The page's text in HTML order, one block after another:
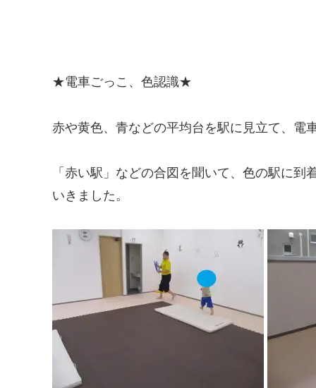
★電車ごっこ、色認識★
赤や黄色、青などの平均台を駅に見立て、電
「赤い駅」などの合図を聞いて、色の駅に
いきました。